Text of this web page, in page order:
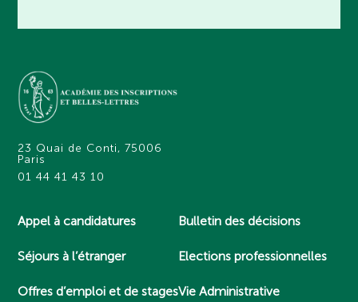
23 Quai de Conti, 75006
Paris
01 44 41 43 10
Appel à candidatures
Séjours à l’étranger
Offres d’emploi et de stages
Bulletin des décisions
Elections professionnelles
Vie Administrative